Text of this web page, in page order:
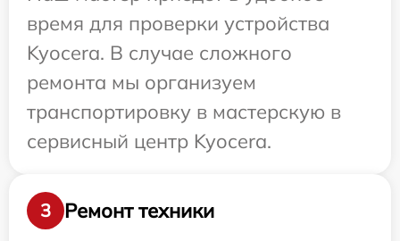
время для проверки устройства
Kyocera. В случае сложного
ремонта мы организуем
транспортировку в мастерскую в
сервисный центр Kyocera.
3
Ремонт техники